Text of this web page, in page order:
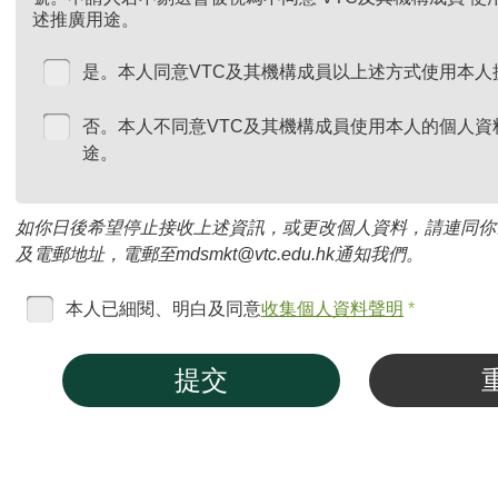
述推廣用途。
是。本人同意VTC及其機構成員以上述方式使用本
否。本人不同意VTC及其機構成員使用本人的個人
途。
如你日後希望停止接收上述資訊，或更改個人資料，請連同
及電郵地址，電郵至mdsmkt@vtc.edu.hk通知我們。
本人已細閱、明白及同意收集個人資料聲明 *
提交